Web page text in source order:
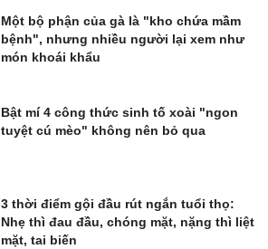
Một bộ phận của gà là "kho chứa mầm
bệnh", nhưng nhiều người lại xem như
món khoái khẩu
Bật mí 4 công thức sinh tố xoài "ngon
tuyệt cú mèo" không nên bỏ qua
3 thời điểm gội đầu rút ngắn tuổi thọ:
Nhẹ thì đau đầu, chóng mặt, nặng thì liệt
mặt, tai biến